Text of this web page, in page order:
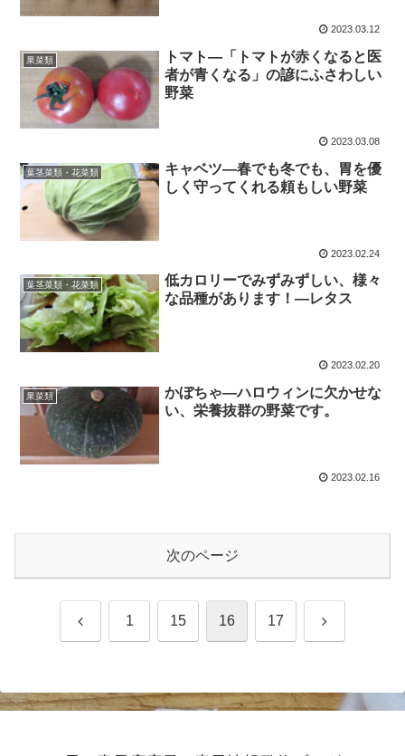
2023.03.12
果菜類
トマト―「トマトが赤くなると医
者が青くなる」の諺にふさわしい
野菜
2023.03.08
葉茎菜類・花菜類
キャベツ―春でも冬でも、胃を優
しく守ってくれる頼もしい野菜
2023.02.24
葉茎菜類・花菜類
低カロリーでみずみずしい、様々
な品種があります！―レタス
2023.02.20
果菜類
かぼちゃ―ハロウィンに欠かせな
い、栄養抜群の野菜です。
2023.02.16
次のページ
前 1 15 16 17 次